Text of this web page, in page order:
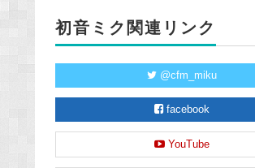
初音ミク関連リンク
@cfm_miku
facebook
YouTube